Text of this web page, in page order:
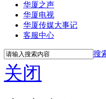
华厦之声
华厦电视
华厦传媒大事记
客服中心
搜
关闭